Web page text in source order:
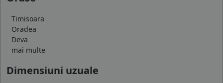
Timisoara
Oradea
Deva
mai multe
Dimensiuni uzuale